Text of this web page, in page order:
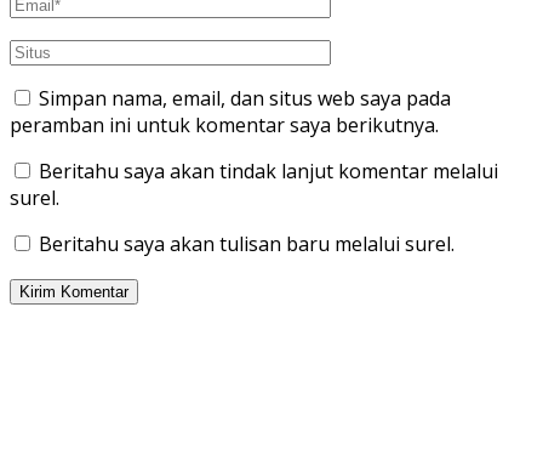
Simpan nama, email, dan situs web saya pada
peramban ini untuk komentar saya berikutnya.
Beritahu saya akan tindak lanjut komentar melalui
surel.
Beritahu saya akan tulisan baru melalui surel.